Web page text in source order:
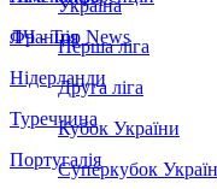
Франція
Нідерланди
Туреччина
Португалія
ЛЧ - Top News
Україна
Перша ліга
Друга ліга
Кубок України
Суперкубок